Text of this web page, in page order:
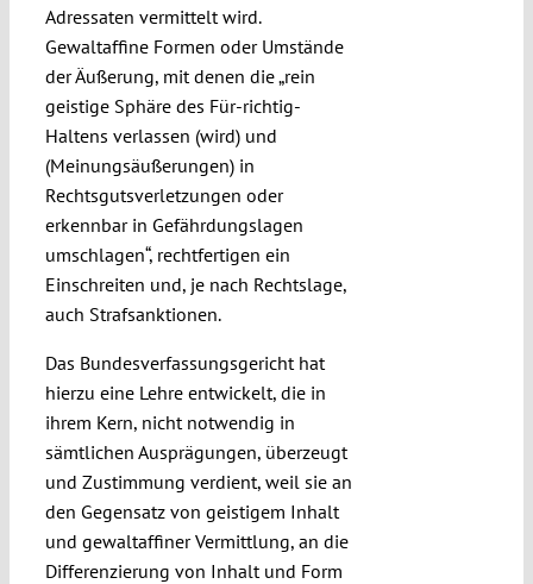
Adressaten vermittelt wird.
Gewaltaffine Formen oder Umstände
der Äußerung, mit denen die „rein
geistige Sphäre des Für-richtig-
Haltens verlassen (wird) und
(Meinungsäußerungen) in
Rechtsgutsverletzungen oder
erkennbar in Gefährdungslagen
umschlagen“, rechtfertigen ein
Einschreiten und, je nach Rechtslage,
auch Strafsanktionen.
Das Bundesverfassungsgericht hat
hierzu eine Lehre entwickelt, die in
ihrem Kern, nicht notwendig in
sämtlichen Ausprägungen, überzeugt
und Zustimmung verdient, weil sie an
den Gegensatz von geistigem Inhalt
und gewaltaffiner Vermittlung, an die
Differenzierung von Inhalt und Form